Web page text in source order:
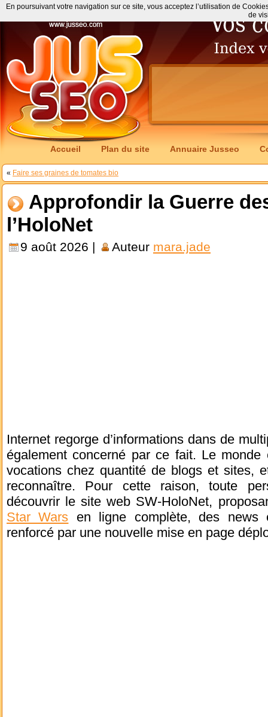
Accueil Plan du site Annuaire Jusseo
« Faire ses graines de tomates bio
Approfondir la Guerre
l’HoloNet
9 août 2026 | Auteur mara.jade
Internet regorge d’informations dans de
également concerné par ce fait. Le
vocations chez quantité de blogs et sites,
reconnaître. Pour cette raison, toute
découvrir le site web SW-HoloNet,
Star Wars en ligne complète, des news
renforcé par une nouvelle mise en page
En poursuivant votre navigation sur ce site, vous acceptez l’utilisation de
de